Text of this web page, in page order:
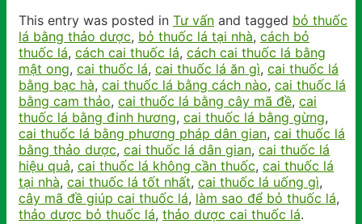
This entry was posted in Tư vấn and tagged bỏ thuốc
lá bằng thảo dược, bỏ thuốc lá tại nhà, cách bỏ
thuốc lá, cách cai thuốc lá, cách cai thuốc lá bằng
mật ong, cai thuốc lá, cai thuốc lá ăn gì, cai thuốc lá
bằng bạc hà, cai thuốc lá bằng cách nào, cai thuốc lá
bằng cam thảo, cai thuốc lá bằng cây mã đề, cai
thuốc lá bằng đinh hương, cai thuốc lá bằng gừng,
cai thuốc lá bằng phương pháp dân gian, cai thuốc lá
bằng thảo dược, cai thuốc lá dân gian, cai thuốc lá
hiệu quả, cai thuốc lá không cần thuốc, cai thuốc lá
tại nhà, cai thuốc lá tốt nhất, cai thuốc lá uống gì,
cây mã đề giúp cai thuốc lá, làm sao để bỏ thuốc lá,
thảo dược bỏ thuốc lá, thảo dược cai thuốc lá.